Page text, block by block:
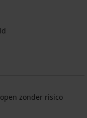
zonder risico